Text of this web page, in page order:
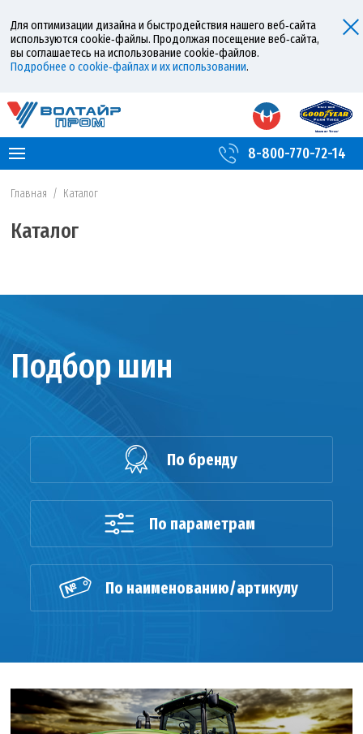
Для оптимизации дизайна и быстродействия нашего веб‑сайта
используются cookie‑файлы. Продолжая посещение веб‑сайта,
вы соглашаетесь на использование cookie‑файлов.
Подробнее о cookie‑файлах и их использовании.
8-800-770-72-14
Главная / Каталог
Каталог
Подбор шин
По бренду
По параметрам
По наименованию/артикулу